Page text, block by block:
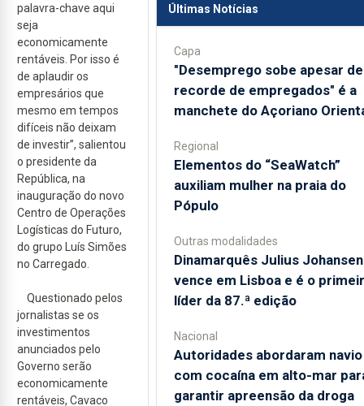
palavra-chave aqui
seja
economicamente
rentáveis. Por isso é
de aplaudir os
empresários que
mesmo em tempos
difíceis não deixam
de investir”, salientou
o presidente da
República, na
inauguração do novo
Centro de Operações
Logísticas do Futuro,
do grupo Luís Simões
no Carregado.
Questionado pelos
jornalistas se os
investimentos
anunciados pelo
Governo serão
economicamente
rentáveis, Cavaco
Últimas Notícias
Capa
"Desemprego sobe apesar de
recorde de empregados" é a
manchete do Açoriano
Regional
​Elementos do “SeaWatch”
auxiliam mulher na praia do
Pópulo
Outras modalidades
Dinamarquês Julius Johansen
vence em Lisboa e é o
líder da 87.ª edição
Nacional
Autoridades abordaram navio
com cocaína em alto-mar
garantir apreensão da droga